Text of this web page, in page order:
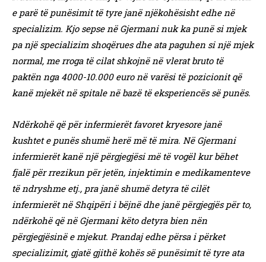
e parë të punësimit të tyre janë njëkohësisht edhe në
specializim. Kjo sepse në Gjermani nuk ka punë si mjek
pa një specializim shoqërues dhe ata paguhen si një mjek
normal, me rroga të cilat shkojnë në vlerat bruto të
paktën nga 4000-10.000 euro në varësi të pozicionit që
kanë mjekët në spitale në bazë të eksperiencës së punës.
Ndërkohë që për infermierët favoret kryesore janë
kushtet e punës shumë herë më të mira. Në Gjermani
infermierët kanë një përgjegjësi më të vogël kur bëhet
fjalë për rrezikun për jetën, injektimin e medikamenteve
të ndryshme etj., pra janë shumë detyra të cilët
infermierët në Shqipëri i bëjnë dhe janë përgjegjës për to,
ndërkohë që në Gjermani këto detyra bien nën
përgjegjësinë e mjekut. Prandaj edhe përsa i përket
specializimit, gjatë gjithë kohës së punësimit të tyre ata